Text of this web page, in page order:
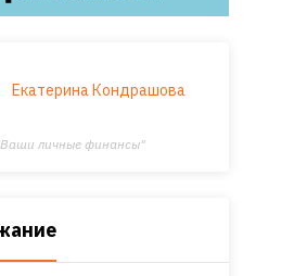
Екатерина Кондрашова
личные финансы"